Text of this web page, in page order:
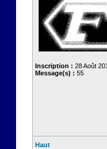
Inscription : 28 Août
Message(s) : 55
Haut